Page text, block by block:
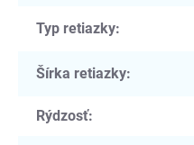
Typ retiazky:
Šírka retiazky:
Rýdzosť: